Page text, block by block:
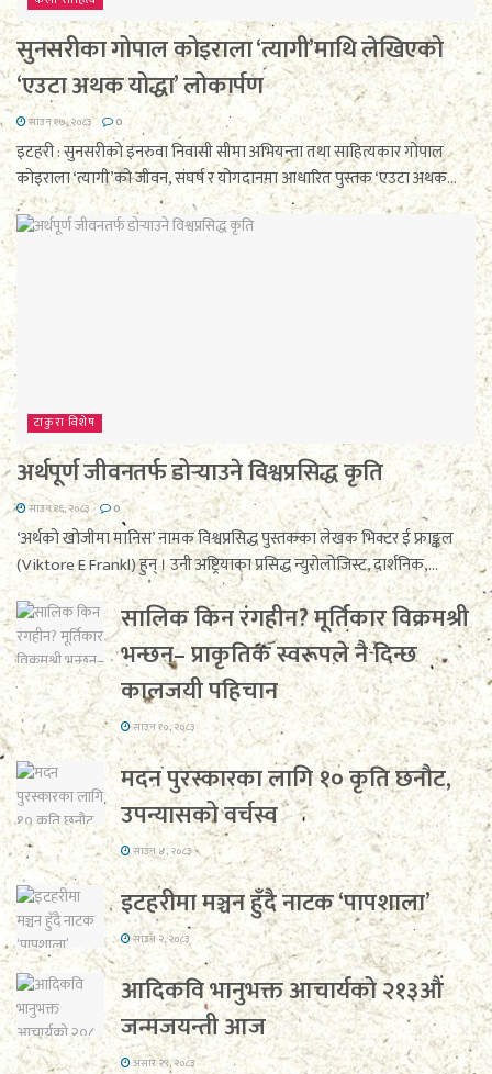
सुनसरीका गोपाल कोइराला ‘त्यागी’माथि लेखिएको
‘एउटा अथक योद्धा’ लोकार्पण
साउन १७, २०८३ 0
इटहरी : सुनसरीको इनरुवा निवासी सीमा अभियन्ता तथा साहित्यकार गोपाल
कोइराला ‘त्यागी’को जीवन, संघर्ष र योगदानमा आधारित पुस्तक ‘एउटा अथक...
टाकुरा विशेष
अर्थपूर्ण जीवनतर्फ डोर्‍याउने विश्वप्रसिद्ध कृति
साउन १६, २०८३ 0
‘अर्थको खोजीमा मानिस’ नामक विश्वप्रसिद्ध पुस्तकका लेखक भिक्टर ई फ्राङ्कल
(Viktore E Frankl) हुन् । उनी अष्ट्रियाका प्रसिद्ध न्युरोलोजिस्ट, दार्शनिक,...
सालिक किन रंगहीन? मूर्तिकार विक्रमश्री
भन्छन्– प्राकृतिक स्वरूपले नै दिन्छ
कालजयी पहिचान
साउन १०, २०८३
मदन पुरस्कारका लागि १० कृति छनौट,
उपन्यासको वर्चस्व
साउन ४, २०८३
इटहरीमा मञ्चन हुँदै नाटक ‘पापशाला’
साउन २, २०८३
आदिकवि भानुभक्त आचार्यको २१३औं
जन्मजयन्ती आज
असार २९, २०८३